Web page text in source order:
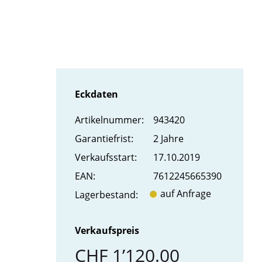
Eckdaten
Artikel­nummer:
943420
Garantiefrist:
2 Jahre
Verkaufs­start:
17.10.2019
EAN:
7612245665390
Lager­bestand:
auf Anfrage
Verkaufspreis
CHF 1’120.00